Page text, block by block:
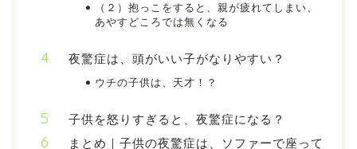
（２）抱っこをすると、親が疲れてしまい、
あやすどころでは無くなる
夜驚症は、頭がいい子がなりやすい？
ウチの子供は、天才！？
子供を怒りすぎると、夜驚症になる？
まとめ｜子供の夜驚症は、ソファーで座って